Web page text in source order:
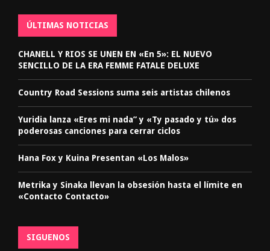
ÚLTIMAS NOTICIAS
CHANELL Y RIOS SE UNEN EN «En 5»: EL NUEVO
SENCILLO DE LA ERA FEMME FATALE DELUXE
Country Road Sessions suma seis artistas chilenos
Yuridia lanza «Eres mi nada” y «Ty pasado y tú» dos
poderosas canciones para cerrar ciclos
Hana Fox y Kuina Presentan «Los Malos»
Metrika y Sinaka llevan la obsesión hasta el límite en
«Contacto Contacto»
SIGUENOS